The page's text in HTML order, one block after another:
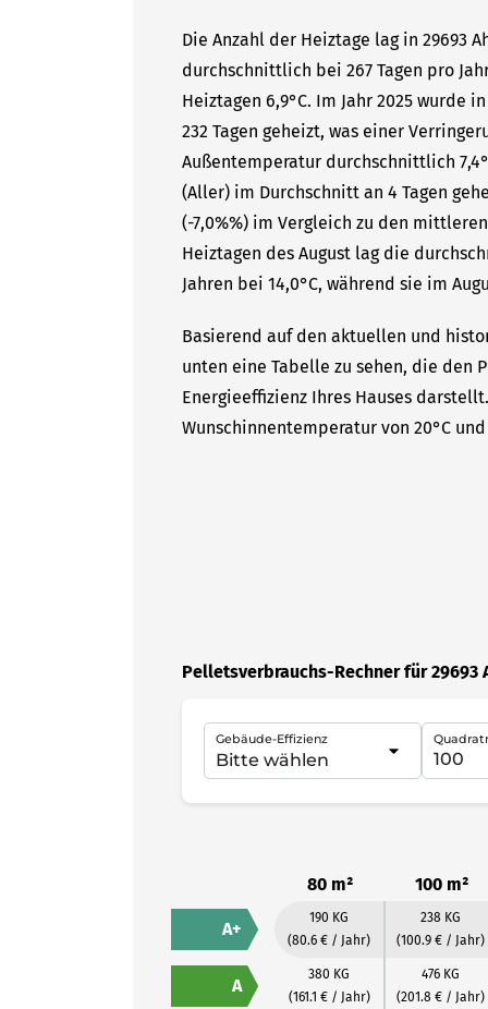
Die Anzahl der Heiztage lag in 29693
durchschnittlich bei 267 Tagen pro
Heiztagen 6,9°C. Im Jahr 2025 wurde
232 Tagen geheizt, was einer
Außentemperatur durchschnittlich
(Aller) im Durchschnitt an 4 Tagen
(-7,0%%) im Vergleich zu den
Heiztagen des August lag die
Jahren bei 14,0°C, während sie im
Basierend auf den aktuellen und
unten eine Tabelle zu sehen, die den
Energieeffizienz Ihres Hauses
Wunschinnentemperatur von 20°C
Pelletsverbrauchs-Rechner für 29693
Gebäude-Effizienz
80 m² 100 m²
A+
190 KG
(80.6 € / Jahr)
238 KG
(100.9 € / Jahr)
A
380 KG
(161.1 € / Jahr)
476 KG
(201.8 € / Jahr)